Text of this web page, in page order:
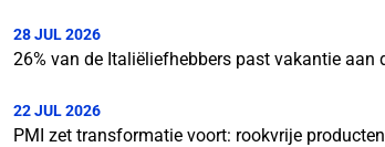
28 JUL 2026
26% van de Italiëliefhebbers past vakantie aan
22 JUL 2026
PMI zet transformatie voort: rookvrije